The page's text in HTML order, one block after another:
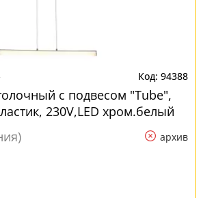
94388
с подвесом "Tube",
230V,LED хром.белый
архив